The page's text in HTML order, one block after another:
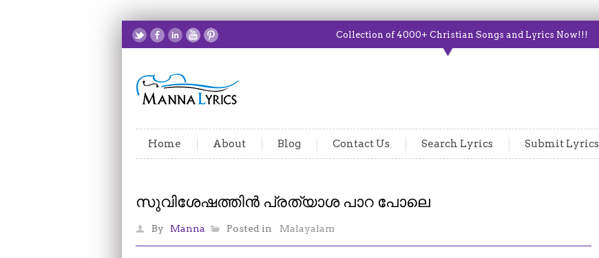
Collection of 4000+ Christian Songs and Lyrics Now!!!
Home About Blog Contact Us Search Lyrics Submit Lyrics
സുവിശേഷത്തിൻ പ്രത്യാശ പാറ പോലെ
By Manna Posted in Malayalam